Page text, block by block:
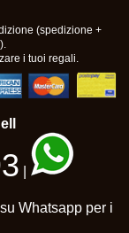
(spedizione +
i tuoi regali.
Whatsapp per i